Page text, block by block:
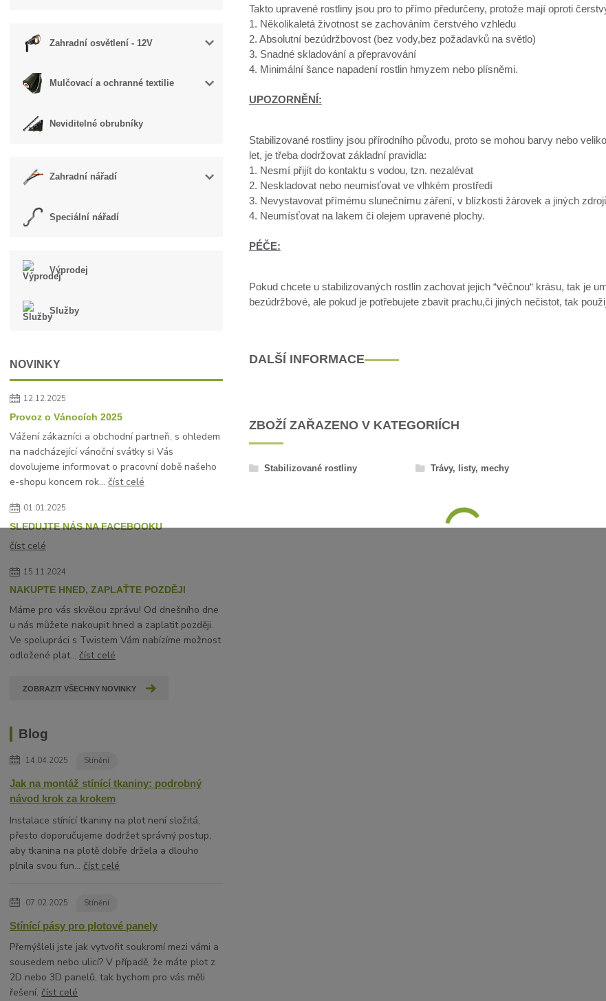
Zahradní osvětlení - 12V
Mulčovací a ochranné textilie
Neviditelné obrubníky
Zahradní nářadí
Speciální nářadí
Výprodej
Služby
NOVINKY
12.12.2025
Provoz o Vánocích 2025
Vážení zákazníci a obchodní partneři, s ohledem
na nadcházející vánoční svátky si Vás
dovolujeme informovat o pracovní době našeho
e-shopu koncem rok...číst celé
01.01.2025
SLEDUJTE NÁS NA FACEBOOKU
číst celé
15.11.2024
NAKUPTE HNED, ZAPLAŤTE POZDĚJI
Máme pro vás skvělou zprávu! Od dnešního dne
u nás můžete nakoupit hned a zaplatit později.
Ve spolupráci s Twistem Vám nabízíme možnost
odložené plat...číst celé
ZOBRAZIT VŠECHNY NOVINKY
Blog
14.04.2025 Stínění
Jak na montáž stínící tkaniny: podrobný
návod krok za krokem
Instalace stínící tkaniny na plot není složitá,
přesto doporučujeme dodržet správný postup,
aby tkanina na plotě dobře držela a dlouho
plnila svou fun...číst celé
07.02.2025 Stínění
Stínící pásy pro plotové panely
Přemýšleli jste jak vytvořit soukromí mezi vámi a
sousedem nebo ulicí? V případě, že máte plot z
2D nebo 3D panelů, tak bychom pro vás měli
řešení.číst celé
Takto upravené rostliny jsou pro to přímo předurčeny, protože mají oproti
1. Několikaletá životnost se zachováním čerstvého vzhledu
2. Absolutní bezúdržbovost (bez vody,bez požadavků na světlo)
3. Snadné skladování a přepravování
4. Minimální šance napadení rostlin hmyzem nebo plísněmi.
UPOZORNĚNÍ:
Stabilizované rostliny jsou přírodního původu, proto se mohou barvy nebo
let, je třeba dodržovat základní pravidla:
1. Nesmí přijít do kontaktu s vodou, tzn. nezalévat
2. Neskladovat nebo neumisťovat ve vlhkém prostředí
3. Nevystavovat přímému slunečnímu záření, v blízkosti žárovek a jiných
4. Neumísťovat na lakem či olejem upravené plochy.
PÉČE:
Pokud chcete u stabilizovaných rostlin zachovat jejich “věčnou“ krásu, tak je
bezúdržbové, ale pokud je potřebujete zbavit prachu,či jiných nečistot, tak
DALŠÍ INFORMACE
ZBOŽÍ ZAŘAZENO V KATEGORIÍCH
Stabilizované rostliny Trávy, listy, mechy